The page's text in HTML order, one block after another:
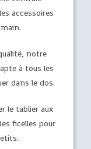
accessoires
notre
à tous les
dans le dos.
le tablier aux
ficelles pour